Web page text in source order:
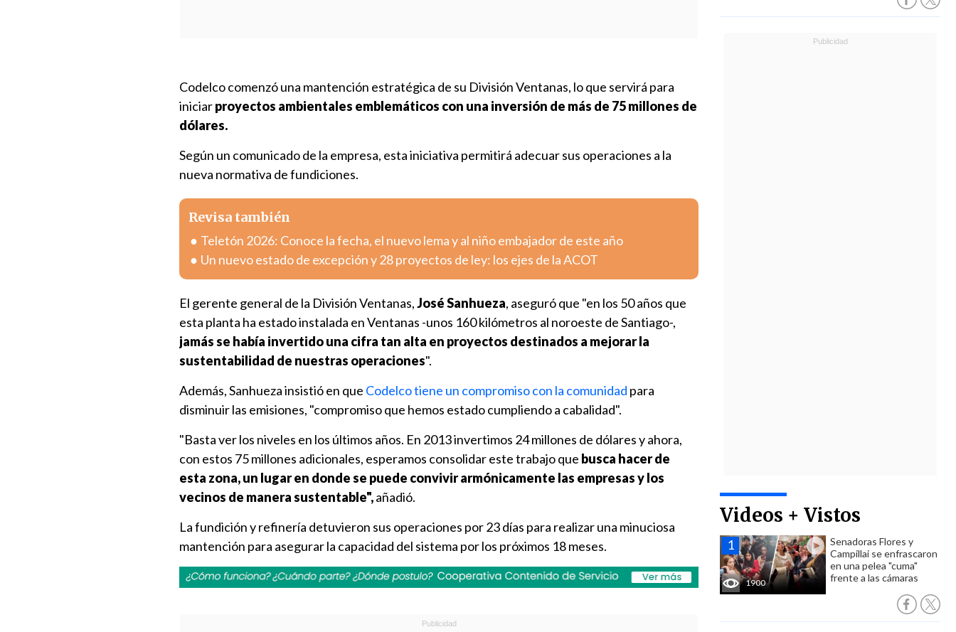
Videos + Vistos
1900
Senadoras Flores y
Campillai se enfrascaron
en una pelea "cuma"
frente a las cámaras
Codelco comenzó una mantención estratégica de su División Ventanas, lo que servirá para
iniciarproyectos ambientales emblemáticos con una inversión de más de 75 millones de
dólares.
Según un comunicado de la empresa, esta iniciativa permitirá adecuar sus operaciones a la
nueva normativa de fundiciones.
Revisa también
Teletón 2026: Conoce la fecha, el nuevo lema y al niño embajador de este año
Un nuevo estado de excepción y 28 proyectos de ley: los ejes de la ACOT
El gerente general de la División Ventanas,José Sanhueza, aseguró que "en los 50 años que
esta planta ha estado instalada en Ventanas -unos 160 kilómetros al noroeste de Santiago-,
jamás se había invertido una cifra tan alta en proyectos destinados a mejorar la
sustentabilidad de nuestras operaciones".
Además, Sanhueza insistió en que Codelco tiene un compromiso con la comunidad para
disminuir las emisiones, "compromiso que hemos estado cumpliendo a cabalidad".
"Basta ver los niveles en los últimos años. En 2013 invertimos 24 millones de dólares y ahora,
con estos 75 millones adicionales, esperamos consolidar este trabajo que busca hacer de
esta zona, un lugar en donde se puede convivir armónicamente las empresas y los
vecinos de manera sustentable",añadió.
La fundición y refinería detuvieron sus operaciones por 23 días para realizar una minuciosa
mantención para asegurar la capacidad del sistema por los próximos 18 meses.